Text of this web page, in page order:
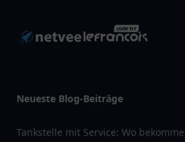
Neueste Blog-Beiträge
Tankstelle mit Service: Wo